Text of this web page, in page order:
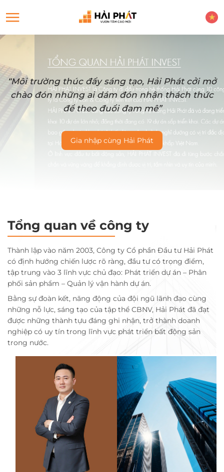
“Môi trường thúc đẩy sáng tạo, Hải Phát cởi mở
chào đón những ai dám đón nhận thách thức
để theo đuổi đam mê”
Gia nhập cùng Hải Phát
Tổng quan về công ty
Thành lập vào năm 2003, Công ty Cổ phần Đầu tư Hải Phát
có định hướng chiến lược rõ ràng, đầu tư có trọng điểm,
tập trung vào 3 lĩnh vực chủ đạo: Phát triển dự án – Phân
phối sản phẩm – Quản lý vận hành dự án.
Bằng sự đoàn kết, năng động của đội ngũ lãnh đạo cùng
những nỗ lực, sáng tạo của tập thể CBNV, Hải Phát đã đạt
được những thành tựu đáng ghi nhận, trở thành doanh
nghiệp có uy tín trong lĩnh vực phát triển bất động sản
trong nước.